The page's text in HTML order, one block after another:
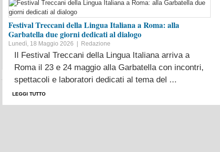
Festival Treccani della Lingua Italiana a Roma: alla
Garbatella due giorni dedicati al dialogo
Lunedì, 18 Maggio 2026 | Redazione
Il Festival Treccani della Lingua Italiana arriva a
Roma il 23 e 24 maggio alla Garbatella con incontri,
spettacoli e laboratori dedicati al tema del ...
LEGGI TUTTO